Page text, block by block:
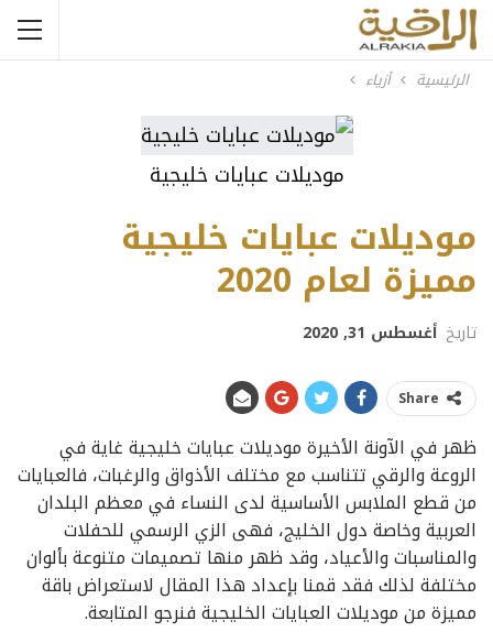
الرئيسية أزياء
موديلات عبايات خليجية
موديلات عبايات خليجية
مميزة لعام 2020
تاريخ أغسطس 31, 2020
Share
ظهر في الآونة الأخيرة موديلات عبايات خليجية غاية في
الروعة والرقي تتناسب مع مختلف الأذواق والرغبات، فالعبايات
من قطع الملابس الأساسية لدى النساء في معظم البلدان
العربية وخاصة دول الخليج، فهى الزي الرسمي للحفلات
والمناسبات والأعياد، وقد ظهر منها تصميمات متنوعة بألوان
مختلفة لذلك فقد قمنا بإعداد هذا المقال لاستعراض باقة
مميزة من موديلات العبايات الخليجية فنرجو المتابعة.